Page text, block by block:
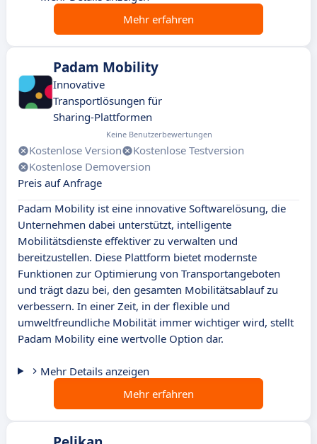
Mehr erfahren
Padam Mobility
Innovative
Transportlösungen für
Sharing-Plattformen
Keine Benutzerbewertungen
Kostenlose Version
Kostenlose Testversion
Kostenlose Demoversion
Preis auf Anfrage
Padam Mobility ist eine innovative Softwarelösung, die
Unternehmen dabei unterstützt, intelligente
Mobilitätsdienste effektiver zu verwalten und
bereitzustellen. Diese Plattform bietet modernste
Funktionen zur Optimierung von Transportangeboten
und trägt dazu bei, den gesamten Mobilitätsablauf zu
verbessern. In einer Zeit, in der flexible und
umweltfreundliche Mobilität immer wichtiger wird, stellt
Padam Mobility eine wertvolle Option dar.
Mehr Details anzeigen
Mehr erfahren